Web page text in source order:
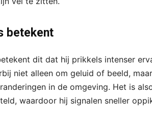
betekent
dit dat hij prikkels intenser
niet alleen om geluid of beeld,
in de omgeving. Het is
waardoor hij signalen sneller